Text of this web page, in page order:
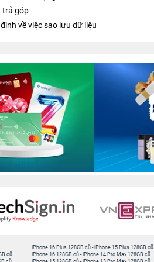
trả góp
về việc sao lưu dữ liệu
cũ
iPhone 16 Plus 128GB cũ -iPhone 15 Plus 128GB cũ
iPhone 16 128GB cũ -iPhone 14 Pro Max 128GB cũ